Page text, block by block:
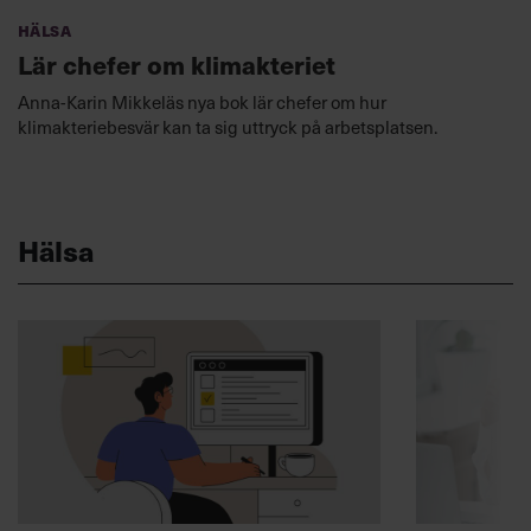
Hälsa
Lär chefer om klimakteriet
Anna-Karin Mikkeläs nya bok lär chefer om hur
klimakteriebesvär kan ta sig uttryck på arbetsplatsen.
Hälsa